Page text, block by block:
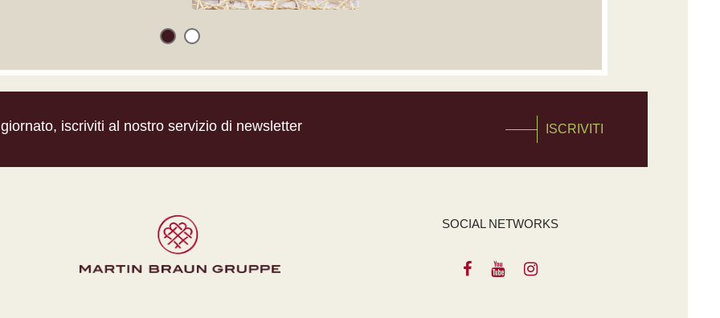
iscriviti al nostro servizio di newsletter ISCRIVITI
SOCIAL NETWORKS